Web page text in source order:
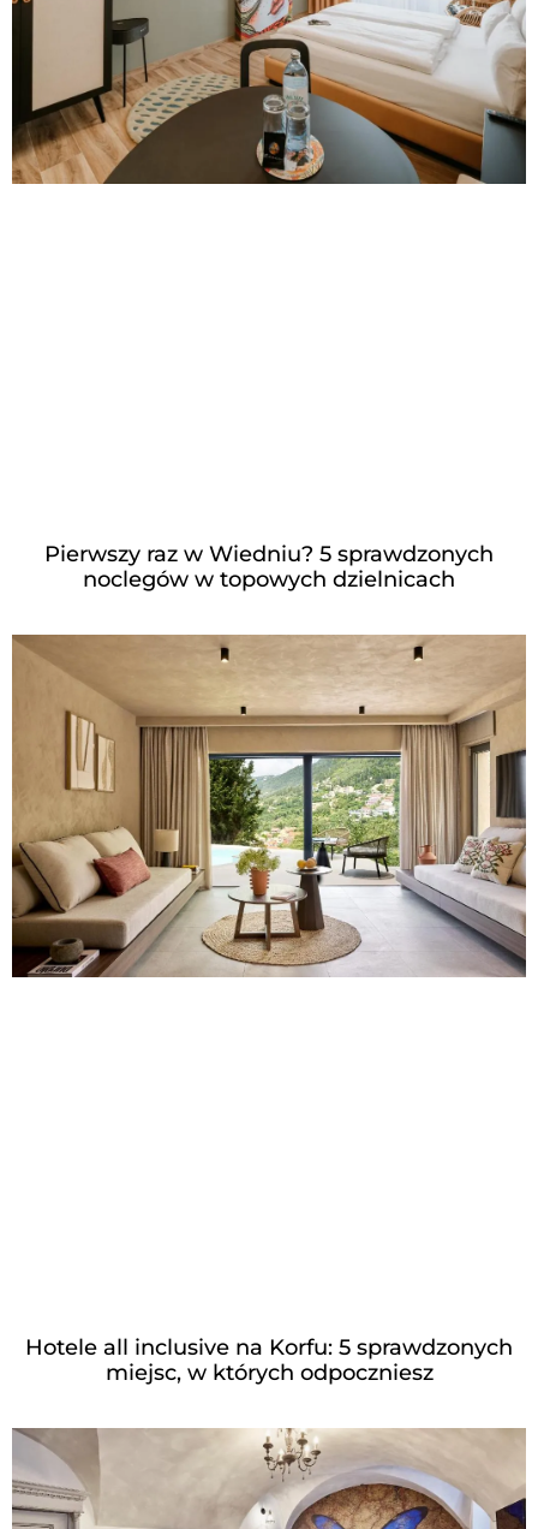
Pierwszy raz w Wiedniu? 5 sprawdzonych
noclegów w topowych dzielnicach
Hotele all inclusive na Korfu: 5 sprawdzonych
miejsc, w których odpoczniesz